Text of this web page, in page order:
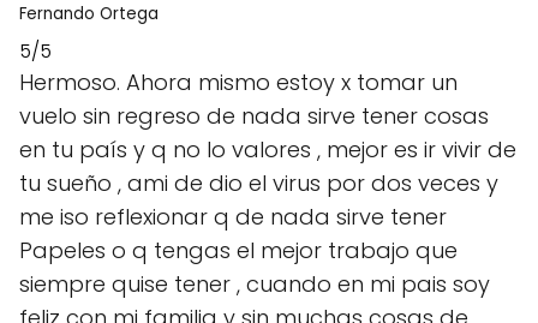
Fernando Ortega
5/5
Hermoso. Ahora mismo estoy x tomar un
vuelo sin regreso de nada sirve tener cosas
en tu país y q no lo valores , mejor es ir vivir de
tu sueño , ami de dio el virus por dos veces y
me iso reflexionar q de nada sirve tener
Papeles o q tengas el mejor trabajo que
siempre quise tener , cuando en mi pais soy